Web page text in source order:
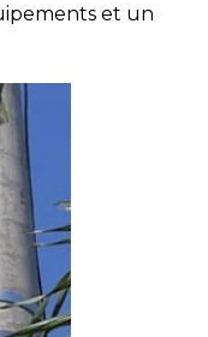
et un